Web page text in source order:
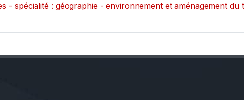
- spécialité : géographie - environnement et aménagement du